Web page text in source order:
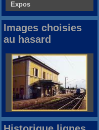
Expos
Images choisies
au hasard